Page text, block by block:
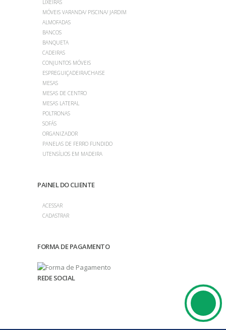
LIXEIRAS
MÓVEIS VARANDA/ PISCINA/ JARDIM
ALMOFADAS
BANCOS
BANQUETA
CADEIRAS
CONJUNTOS MÓVEIS
ESPREGUIÇADEIRA/CHAISE
MESAS
MESAS DE CENTRO
MESAS LATERAL
POLTRONAS
SOFÁS
ORGANIZADOR
PANELAS DE FERRO FUNDIDO
UTENSÍLIOS EM MADEIRA
PAINEL DO CLIENTE
ACESSAR
CADASTRAR
FORMA DE PAGAMENTO
REDE SOCIAL